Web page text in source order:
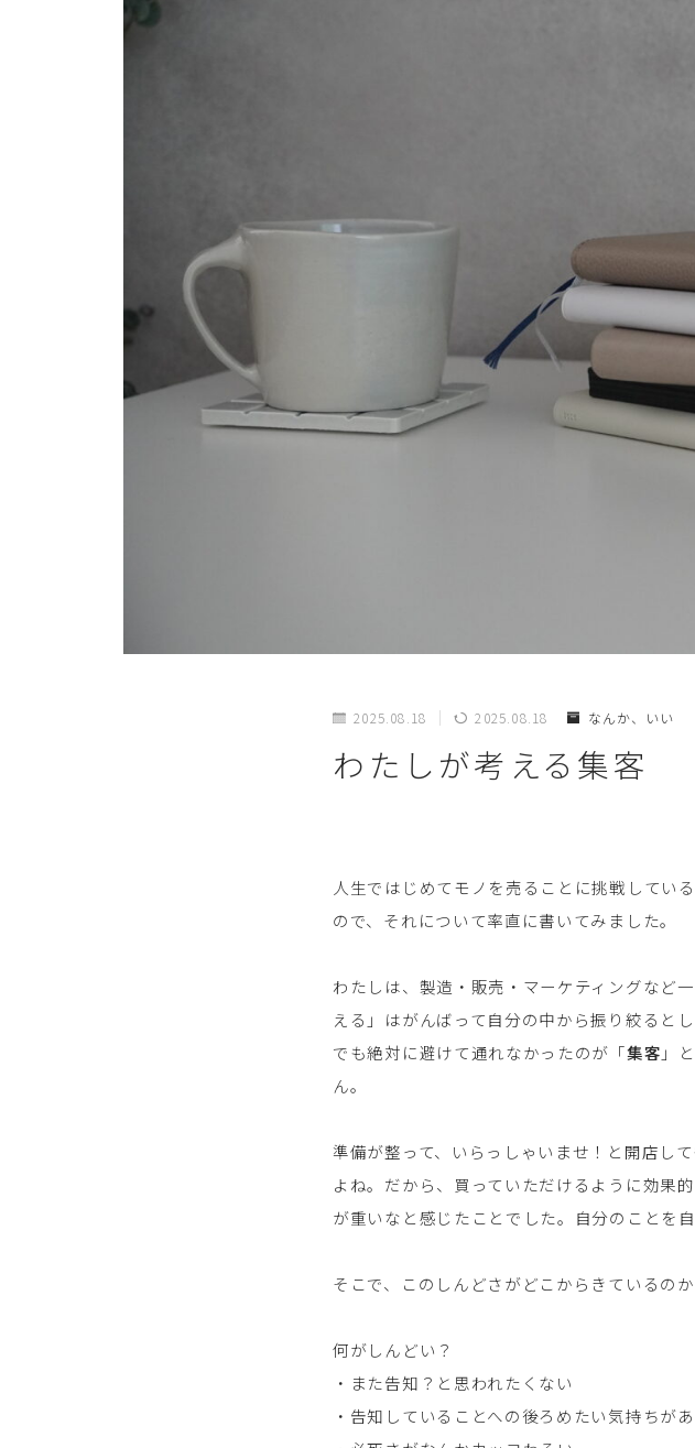
2025.08.18 2025.08.18 なんか、いい
わたしが考える集客
人生ではじめてモノを売ることに挑戦している
ので、それについて率直に書いてみました。
わたしは、製造・販売・マーケティングなど
える」はがんばって自分の中から振り絞ると
でも絶対に避けて通れなかったのが「集客 」
ん。
準備が整って、いらっしゃいませ！と開店し
よね。だから、買っていただけるように効果
が重いなと感じたことでした。自分のことを
そこで、このしんどさがどこからきているの
何がしんどい？
・また告知？と思われたくない
・告知していることへの後ろめたい気持ちが